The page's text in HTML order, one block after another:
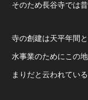
そのため長谷寺では
寺の創建は天平年間
水事業のためにこの
まりだと云われている